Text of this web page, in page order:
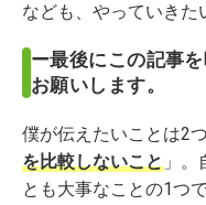
なども、やっていきた
ー最後にこの記事
お願いします。
僕が伝えたいことは2
を比較しないこと 」
とも大事なことの1つ